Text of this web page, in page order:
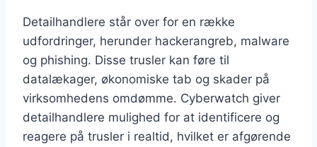
Detailhandlere står over for en række
udfordringer, herunder hackerangreb, malware
og phishing. Disse trusler kan føre til
datalækager, økonomiske tab og skader på
virksomhedens omdømme. Cyberwatch giver
detailhandlere mulighed for at identificere og
reagere på trusler i realtid, hvilket er afgørende